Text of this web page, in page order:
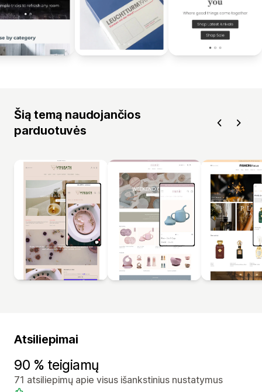
Šią temą naudojančios
parduotuvės
Atsiliepimai
90 % teigiamų
71 atsiliepimų apie visus išankstinius nustatymus